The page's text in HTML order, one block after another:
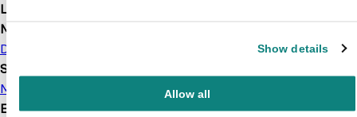
Show details
Allow all
Leeftijd
Merk
De Ballon
Soort boek
Moppenboek
EAN9789463070836